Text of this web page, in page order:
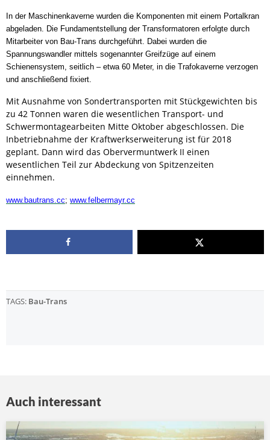
In der Maschinenkaverne wurden die Komponenten mit einem Portalkran
abgeladen. Die Fundamentstellung der Transformatoren erfolgte durch
Mitarbeiter von Bau-Trans durchgeführt. Dabei wurden die
Spannungswandler mittels sogenannter Greifzüge auf einem
Schienensystem, seitlich – etwa 60 Meter, in die Trafokaverne verzogen
und anschließend fixiert.
Mit Ausnahme von Sondertransporten mit Stückgewichten bis
zu 42 Tonnen waren die wesentlichen Transport- und
Schwermontagearbeiten Mitte Oktober abgeschlossen. Die
Inbetriebnahme der Kraftwerkserweiterung ist für 2018
geplant. Dann wird das Obervermuntwerk II einen
wesentlichen Teil zur Abdeckung von Spitzenzeiten
einnehmen.
www.bautrans.cc; www.felbermayr.cc
TAGS: Bau-Trans
Auch interessant